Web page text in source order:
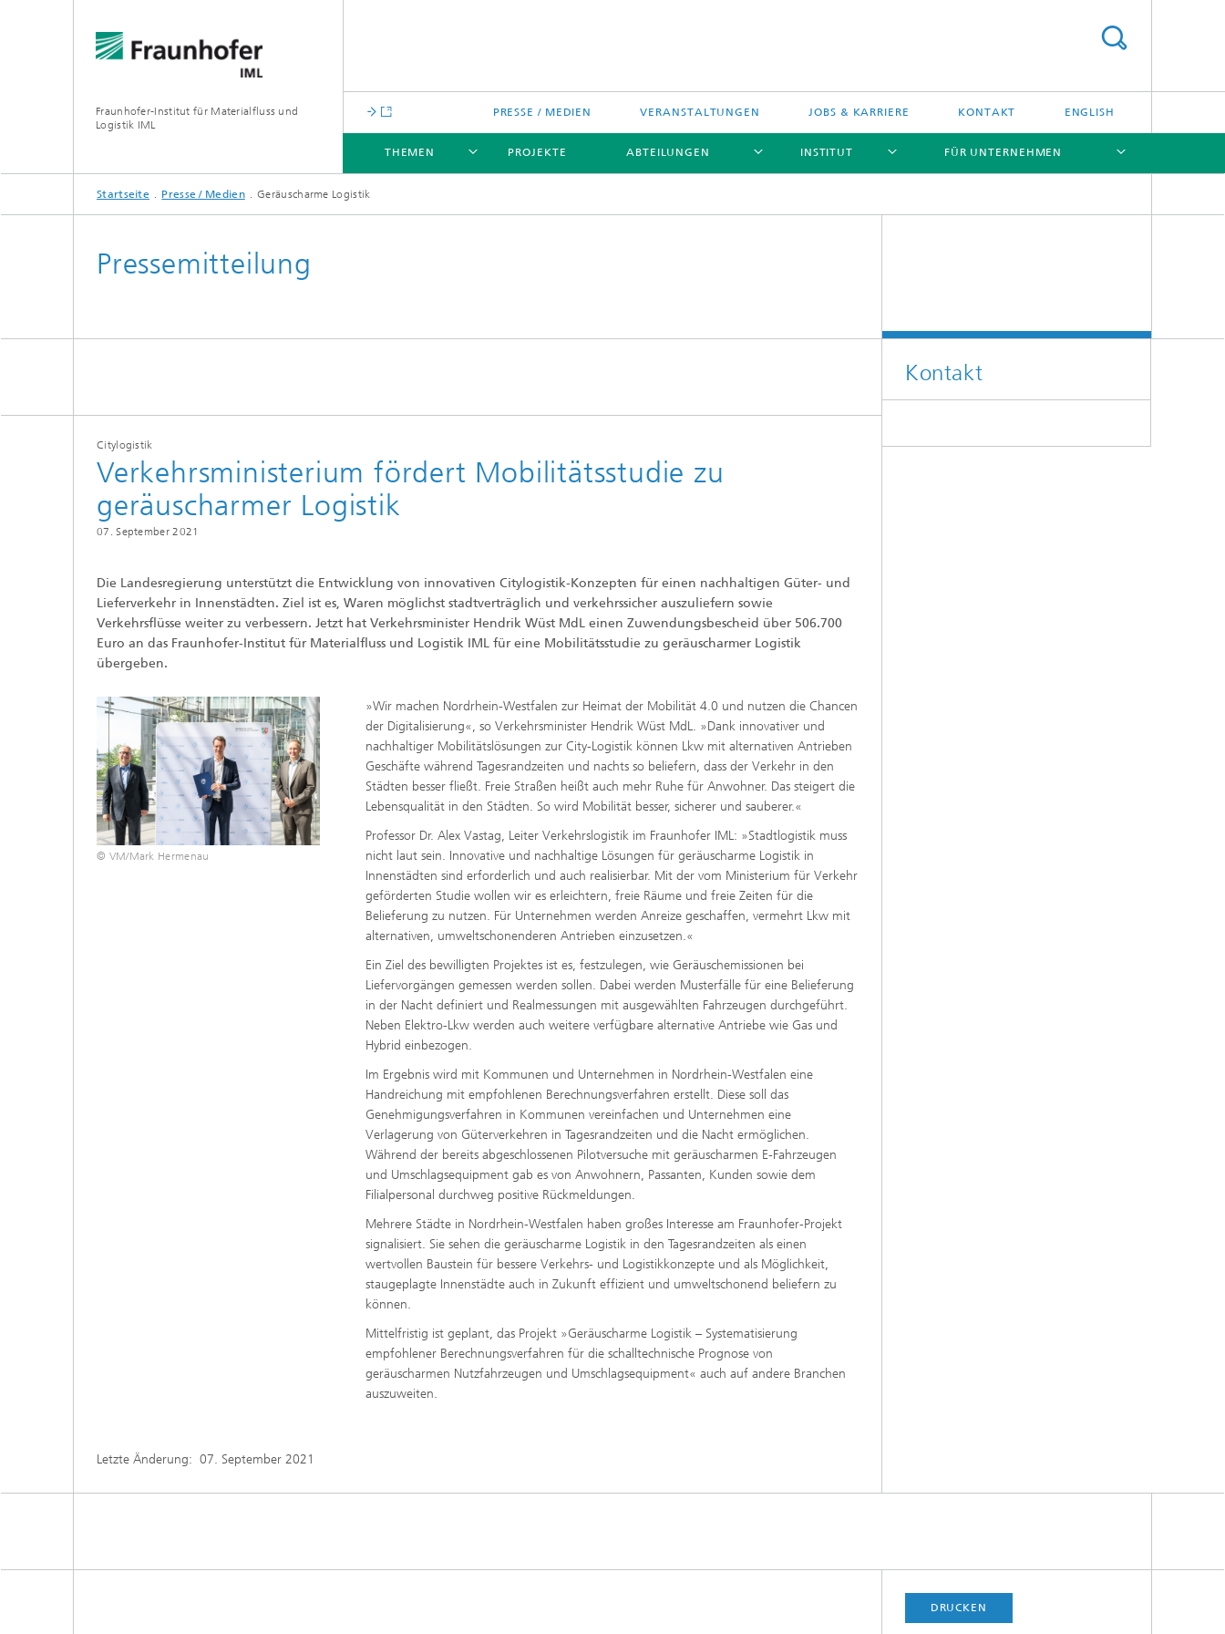
Fraunhofer-Institut für Materialfluss und
Logistik IML
PRESSE / MEDIEN VERANSTALTUNGEN JOBS & KARRIERE KONTAKT ENGLISH
THEMEN
THEMEN
PROJEKTE ABTEILUNGEN
ABTEILUNGEN
INSTITUT
INSTITUT
FÜR UNTERNEHMEN
FÜR UNTERNEHMEN
Startseite Presse / Medien Geräuscharme Logistik
Pressemitteilung
Citylogistik
Verkehrsministerium fördert Mobilitätsstudie zu
geräuscharmer Logistik
07. September 2021
Die Landesregierung unterstützt die Entwicklung von innovativen Citylogistik-Konzepten für einen nachhaltigen Güter- und
Lieferverkehr in Innenstädten. Ziel ist es, Waren möglichst stadtverträglich und verkehrssicher auszuliefern sowie
Verkehrsflüsse weiter zu verbessern. Jetzt hat Verkehrsminister Hendrik Wüst MdL einen Zuwendungsbescheid über 506.700
Euro an das Fraunhofer-Institut für Materialfluss und Logistik IML für eine Mobilitätsstudie zu geräuscharmer Logistik
übergeben.
© VM/Mark Hermenau
»Wir machen Nordrhein-Westfalen zur Heimat der Mobilität 4.0 und nutzen die Chancen
der Digitalisierung«, so Verkehrsminister Hendrik Wüst MdL. »Dank innovativer und
nachhaltiger Mobilitätslösungen zur City-Logistik können Lkw mit alternativen Antrieben
Geschäfte während Tagesrandzeiten und nachts so beliefern, dass der Verkehr in den
Städten besser fließt. Freie Straßen heißt auch mehr Ruhe für Anwohner. Das steigert die
Lebensqualität in den Städten. So wird Mobilität besser, sicherer und sauberer.«
Professor Dr. Alex Vastag, Leiter Verkehrslogistik im Fraunhofer IML: »Stadtlogistik muss
nicht laut sein. Innovative und nachhaltige Lösungen für geräuscharme Logistik in
Innenstädten sind erforderlich und auch realisierbar. Mit der vom Ministerium für Verkehr
geförderten Studie wollen wir es erleichtern, freie Räume und freie Zeiten für die
Belieferung zu nutzen. Für Unternehmen werden Anreize geschaffen, vermehrt Lkw mit
alternativen, umweltschonenderen Antrieben einzusetzen.«
Ein Ziel des bewilligten Projektes ist es, festzulegen, wie Geräuschemissionen bei
Liefervorgängen gemessen werden sollen. Dabei werden Musterfälle für eine Belieferung
in der Nacht definiert und Realmessungen mit ausgewählten Fahrzeugen durchgeführt.
Neben Elektro-Lkw werden auch weitere verfügbare alternative Antriebe wie Gas und
Hybrid einbezogen.
Im Ergebnis wird mit Kommunen und Unternehmen in Nordrhein-Westfalen eine
Handreichung mit empfohlenen Berechnungsverfahren erstellt. Diese soll das
Genehmigungsverfahren in Kommunen vereinfachen und Unternehmen eine
Verlagerung von Güterverkehren in Tagesrandzeiten und die Nacht ermöglichen.
Während der bereits abgeschlossenen Pilotversuche mit geräuscharmen E-Fahrzeugen
und Umschlagsequipment gab es von Anwohnern, Passanten, Kunden sowie dem
Filialpersonal durchweg positive Rückmeldungen.
Mehrere Städte in Nordrhein-Westfalen haben großes Interesse am Fraunhofer-Projekt
signalisiert. Sie sehen die geräuscharme Logistik in den Tagesrandzeiten als einen
wertvollen Baustein für bessere Verkehrs- und Logistikkonzepte und als Möglichkeit,
staugeplagte Innenstädte auch in Zukunft effizient und umweltschonend beliefern zu
können.
Mittelfristig ist geplant, das Projekt »Geräuscharme Logistik – Systematisierung
empfohlener Berechnungsverfahren für die schalltechnische Prognose von
geräuscharmen Nutzfahrzeugen und Umschlagsequipment« auch auf andere Branchen
auszuweiten.
Letzte Änderung: 07. September 2021
Kontakt
DRUCKEN